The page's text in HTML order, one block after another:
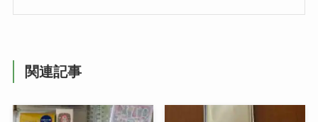
関連記事